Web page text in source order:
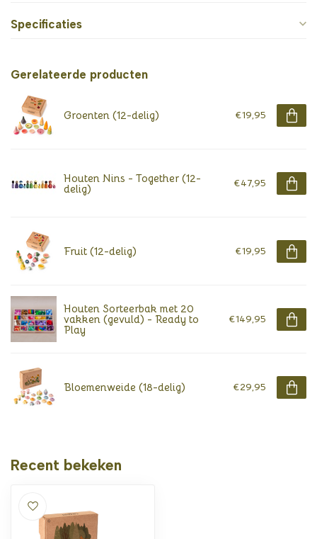
Specificaties
Gerelateerde producten
Groenten (12-delig) €19,95
Houten Nins - Together (12-
delig) €47,95
Fruit (12-delig) €19,95
Houten Sorteerbak met 20
vakken (gevuld) - Ready to
Play
€149,95
Bloemenweide (18-delig) €29,95
Recent bekeken